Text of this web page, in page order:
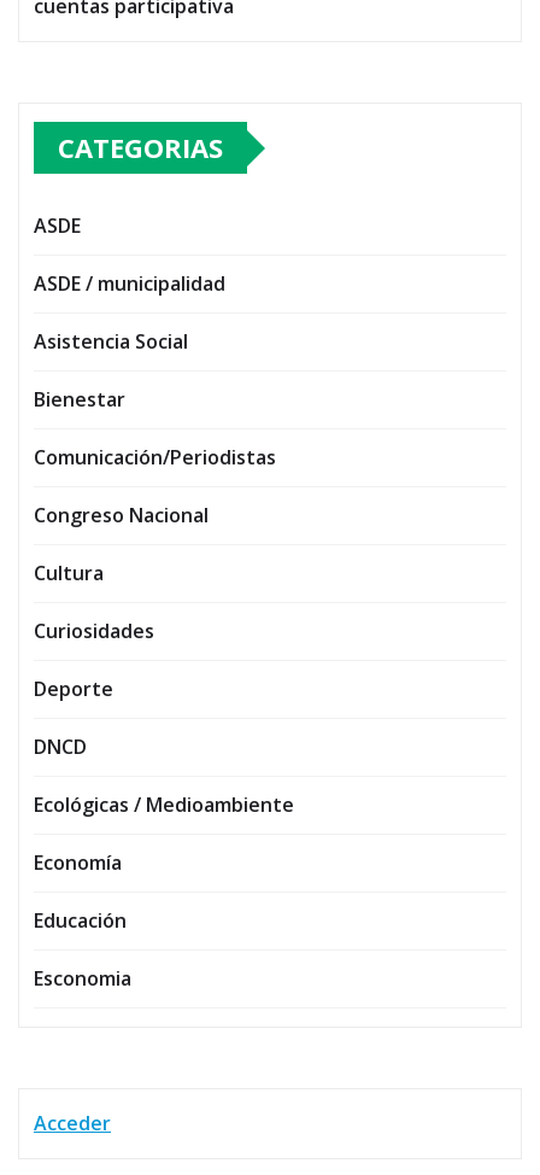
cuentas participativa
CATEGORIAS
ASDE
ASDE / municipalidad
Asistencia Social
Bienestar
Comunicación/Periodistas
Congreso Nacional
Cultura
Curiosidades
Deporte
DNCD
Ecológicas / Medioambiente
Economía
Educación
Esconomia
Acceder